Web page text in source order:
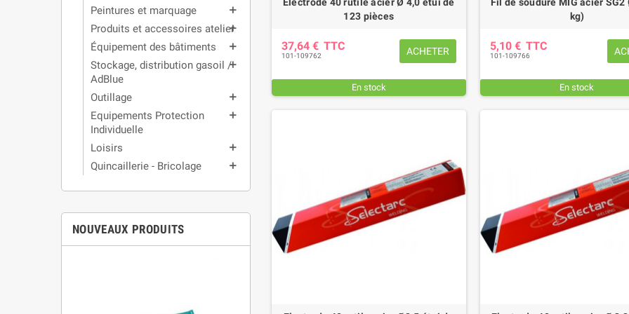
Peintures et marquage add
Produits et accessoires atelier
add
Équipement des bâtiments add
Stockage, distribution gasoil /
AdBlue
add
Outillage add
Equipements Protection
Individuelle
add
Loisirs add
Quincaillerie - Bricolage add
NOUVEAUX PRODUITS
Electrode 40 rutile acier Ø 4,0 étui de
123 pièces
37,64 € TTC
101-109762 ACHETER
En stock
Fil de soudure MIG acier
kg)
5,10 € TTC
101-109766
En stock